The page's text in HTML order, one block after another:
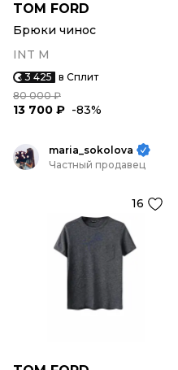
TOM FORD
Брюки чинос
INT M
3 425 в Сплит
80 000 ₽
13 700 ₽ -83%
maria_sokolova
Частный продавец
16